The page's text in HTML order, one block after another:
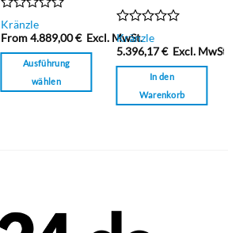
Bewertet
mit
0
Kränzle
From4.889,00€ Excl. MwSt.
Ausführung
wählen
Optionen
Bewertet
mit
0
Kränzle
5.396,17€ Excl. MwSt.
In den
Warenkorb